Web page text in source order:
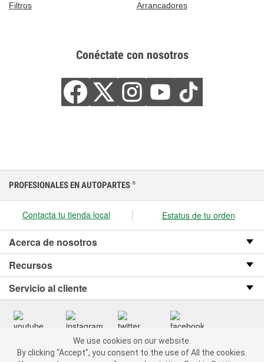
Filtros
Arrancadores
Conéctate con nosotros
We use cookies on our website. By clicking "Accept", you consent
to the use of All the cookies.
PROFESIONALES EN AUTOPARTES ®
Contacta tu tienda local Estatus de tu orden
Acerca de nosotros
Recursos
Servicio al cliente
Copyright © 2008-2026 O’Reilly Auto Parts v OST_3.2.0.0.729 (3) cv1361
We use cookies on our website.
By clicking "Accept", you consent to the use of All the cookies.